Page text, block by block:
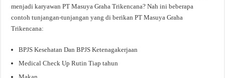
menjadi karyawan PT Masuya Graha Trikencana? Nah ini beberapa
contoh tunjangan-tunjangan yang di berikan PT Masuya Graha
Trikencana:
BPJS Kesehatan Dan BPJS Ketenagakerjaan
Medical Check Up Rutin Tiap tahun